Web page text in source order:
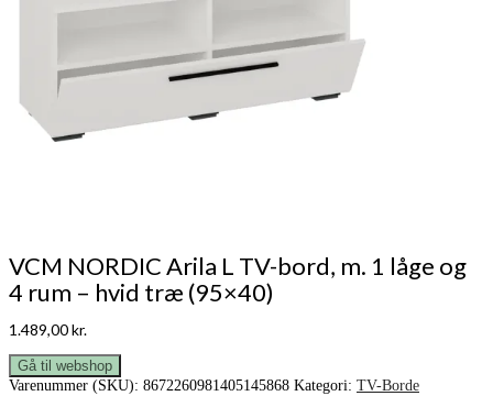
VCM NORDIC Arila L TV-bord, m. 1 låge og
4 rum – hvid træ (95×40)
1.489,00kr.
Gå til webshop
Varenummer (SKU): 8672260981405145868 Kategori: TV-Borde